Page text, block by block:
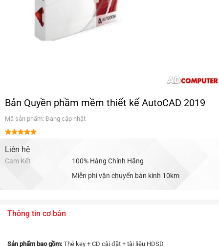
Bản Quyền phầm mềm thiết kế AutoCAD 2019
Mã sản phẩm: Đang cập nhật
hạng 5.00
5 sao
Liên hệ
Cam Kết
100% Hàng Chính Hãng
Miễn phí vận chuyển bán kính 10km
Thông tin cơ bản
Sản phẩm bao gồm: Thẻ key + CD cài đặt + tài liệu HDSD